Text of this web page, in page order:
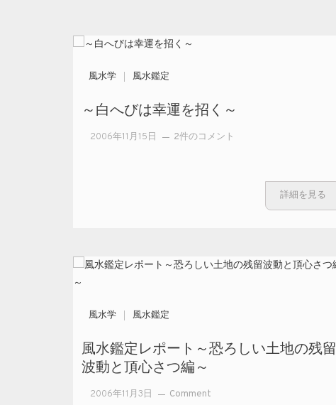
風水学 風水鑑定
～白へびは幸運を招く～
2006年11月15日
～白へびは幸
2件のコメント
詳細を見る
風水学 風水鑑定
風水鑑定レポート～恐ろしい土地の残留
波動と頂心さつ編～
2006年11月3日 Comment